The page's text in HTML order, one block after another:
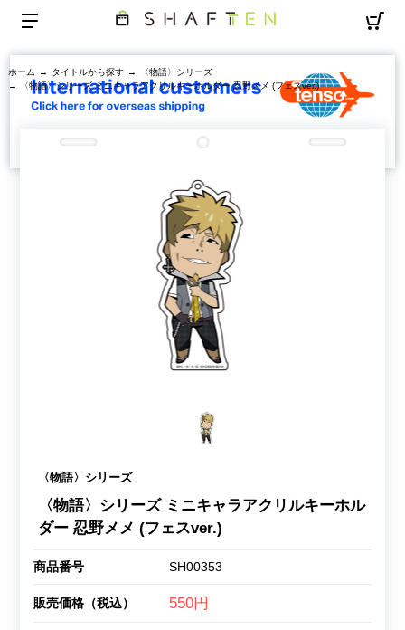
ホーム → タイトルから探す →
〈物語〉シリーズ
→ 〈物語〉シリーズ ミニキャラアクリルキーホルダー 忍野メメ (フェスver.)
〈物語〉シリーズ
〈物語〉シリーズ ミニキャラアクリルキーホル
ダー 忍野メメ (フェスver.)
商品番号 SH00353
販売価格（税込） 550円